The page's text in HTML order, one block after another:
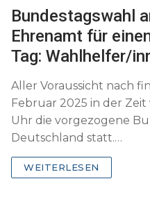
Bundestagswahl
Ehrenamt für
Tag: Wahlhelfer/
Aller Voraussicht nach
Februar 2025 in der Zeit
Uhr die vorgezogene
Deutschland statt.…
WEITERLESEN